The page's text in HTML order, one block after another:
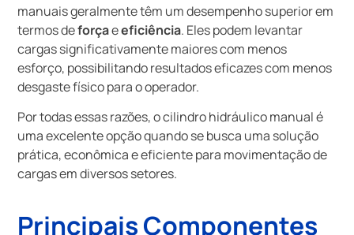
manuais geralmente têm um desempenho superior em
termos deforçaeeficiência. Eles podem levantar
cargas significativamente maiores com menos
esforço, possibilitando resultados eficazes com menos
desgaste físico para o operador.
Por todas essas razões, o cilindro hidráulico manual é
uma excelente opção quando se busca uma solução
prática, econômica e eficiente para movimentação de
cargas em diversos setores.
Principais Componentes